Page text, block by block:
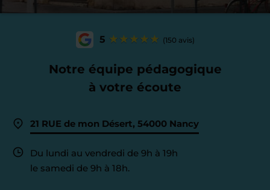
5 (150 avis)
Notre équipe pédagogique
à votre écoute
21 RUE de mon Désert, 54000 Nancy
Du lundi au vendredi de 9h à 19h
le samedi de 9h à 18h.